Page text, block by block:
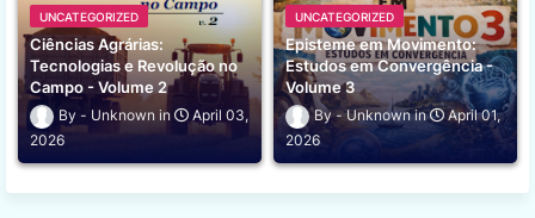
UNCATEGORIZED
Ciências Agrárias:
Tecnologias e Revolução no
Campo - Volume 2
Unknown
April 03,
2026
UNCATEGORIZED
Episteme em Movimento:
Estudos em Convergência -
Volume 3
Unknown
April 01,
2026